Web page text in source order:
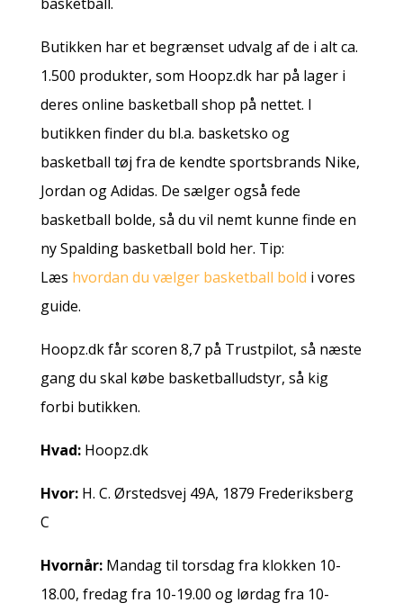
Butikken har et begrænset udvalg af de i alt ca.
1.500 produkter, som Hoopz.dk har på lager i
deres online basketball shop på nettet. I
butikken finder du bl.a. basketsko og
basketball tøj fra de kendte sportsbrands Nike,
Jordan og Adidas. De sælger også fede
basketball bolde, så du vil nemt kunne finde en
ny Spalding basketball bold her. Tip:
Læs hvordan du vælger basketball bold i vores
guide.
Hoopz.dk får scoren 8,7 på Trustpilot, så næste
gang du skal købe basketballudstyr, så kig
forbi butikken.
Hvad: Hoopz.dk
Hvor: H. C. Ørstedsvej 49A, 1879 Frederiksberg
C
Hvornår: Mandag til torsdag fra klokken 10-
18.00, fredag fra 10-19.00 og lørdag fra 10-